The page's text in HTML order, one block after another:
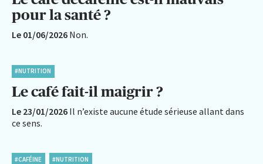
pour la santé ?
Le 01/06/2026 Non.
#NUTRITION
Le café fait-il maigrir ?
Le 23/01/2026 Il n’existe aucune étude sérieuse allant dans
ce sens.
#CAFÉINE #NUTRITION